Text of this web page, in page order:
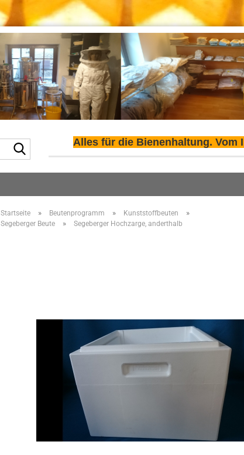
Alles für die Bienenhaltung. Vom
Startseite » Beutenprogramm » Kunststoffbeuten »
Segeberger Beute » Segeberger Hochzarge, anderthalb